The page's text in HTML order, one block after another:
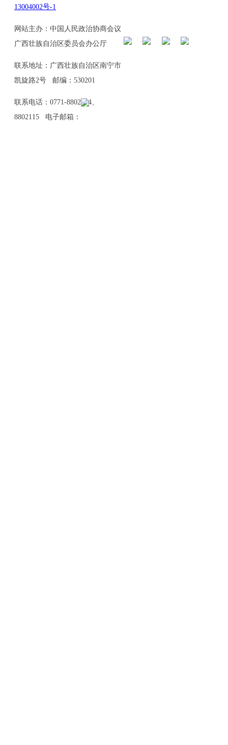
13004002号-1
网站主办：中国人民政治协商会议
广西壮族自治区委员会办公厅
联系地址：广西壮族自治区南宁市
凯旋路2号 邮编：530201
联系电话：0771-8802114、
8802115 电子邮箱：